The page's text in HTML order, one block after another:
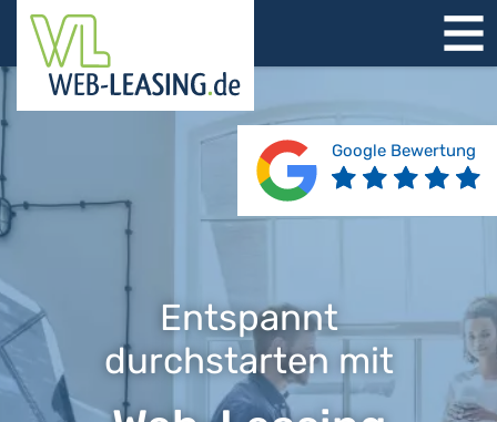
STARTSEITE
ÜBER UNS
PRODUKTE
REFERENZEN
BERATUNG
JOBS
KONTAKT
Entspannt
durchstarten mit
Google Bewertung